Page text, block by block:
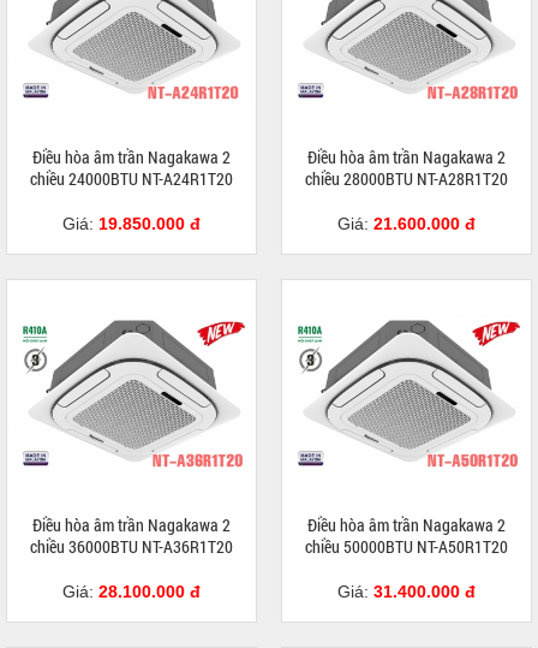
Điều hòa âm trần Nagakawa 2
chiều 24000BTU NT-A24R1T20
Giá: 19.850.000 đ
Điều hòa âm trần Nagakawa 2
chiều 28000BTU NT-A28R1T20
Giá: 21.600.000 đ
Điều hòa âm trần Nagakawa 2
chiều 36000BTU NT-A36R1T20
Giá: 28.100.000 đ
Điều hòa âm trần Nagakawa 2
chiều 50000BTU NT-A50R1T20
Giá: 31.400.000 đ